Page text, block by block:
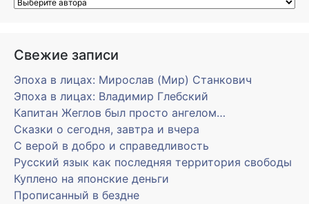
Свежие записи
Эпоха в лицах: Мирослав (Мир) Станкович
Эпоха в лицах: Владимир Глебский
Капитан Жеглов был просто ангелом…
Сказки о сегодня, завтра и вчера
С верой в добро и справедливость
Русский язык как последняя территория свободы
Куплено на японские деньги
Прописанный в бездне